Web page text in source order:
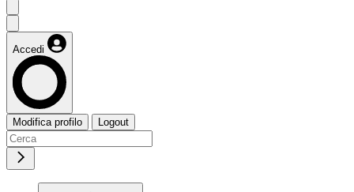
Accedi
Modifica profilo Logout